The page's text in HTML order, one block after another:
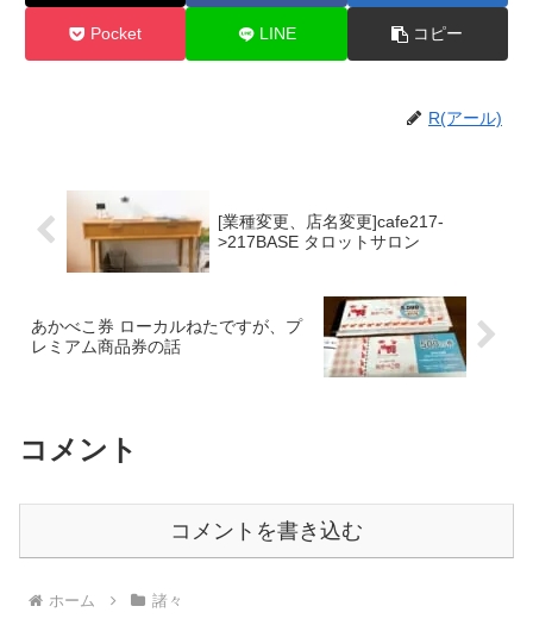
Pocket LINE コピー
R(アール)
[業種変更、店名変更]cafe217-
>217BASE タロットサロン
あかべこ券 ローカルねたですが、プ
レミアム商品券の話
コメント
コメントを書き込む
ホーム 諸々